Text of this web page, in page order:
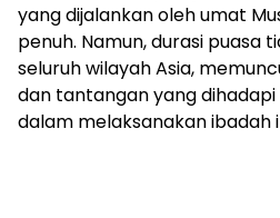
yang dijalankan oleh umat
penuh. Namun, durasi puasa
seluruh wilayah Asia,
dan tantangan yang
dalam melaksanakan ibadah